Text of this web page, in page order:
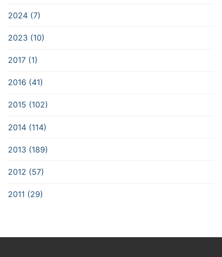
2024 (7)
2023 (10)
2017 (1)
2016 (41)
2015 (102)
2014 (114)
2013 (189)
2012 (57)
2011 (29)